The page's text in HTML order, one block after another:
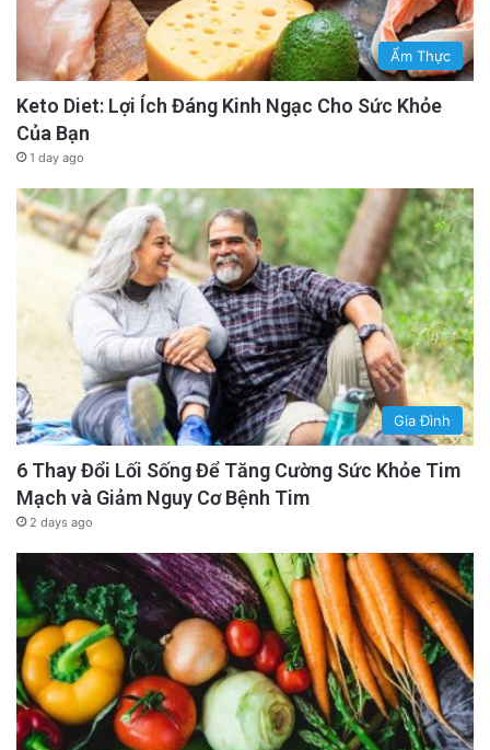
Ẩm Thực
Keto Diet: Lợi Ích Đáng Kinh Ngạc Cho Sức Khỏe
Của Bạn
1 day ago
Gia Đình
6 Thay Đổi Lối Sống Để Tăng Cường Sức Khỏe Tim
Mạch và Giảm Nguy Cơ Bệnh Tim
2 days ago